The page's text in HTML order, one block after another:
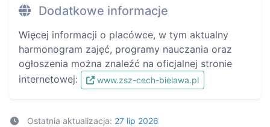
Dodatkowe informacje
Więcej informacji o placówce, w tym aktualny
harmonogram zajęć, programy nauczania oraz
ogłoszenia można znaleźć na oficjalnej stronie
internetowej:
www.zsz-cech-bielawa.pl
Ostatnia aktualizacja: 27 lip 2026